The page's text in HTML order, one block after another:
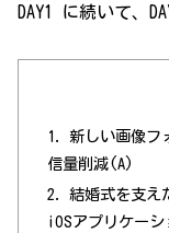
DAY1 に続いて、
新しい画像フ
信量削減(A)
結婚式を支え
iOSアプリケー